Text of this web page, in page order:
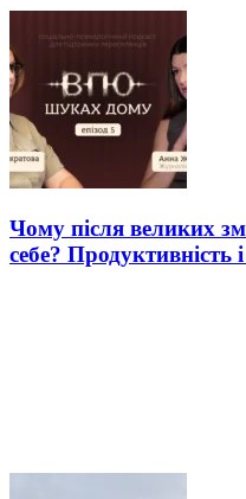
Чому після великих
себе? Продуктивність